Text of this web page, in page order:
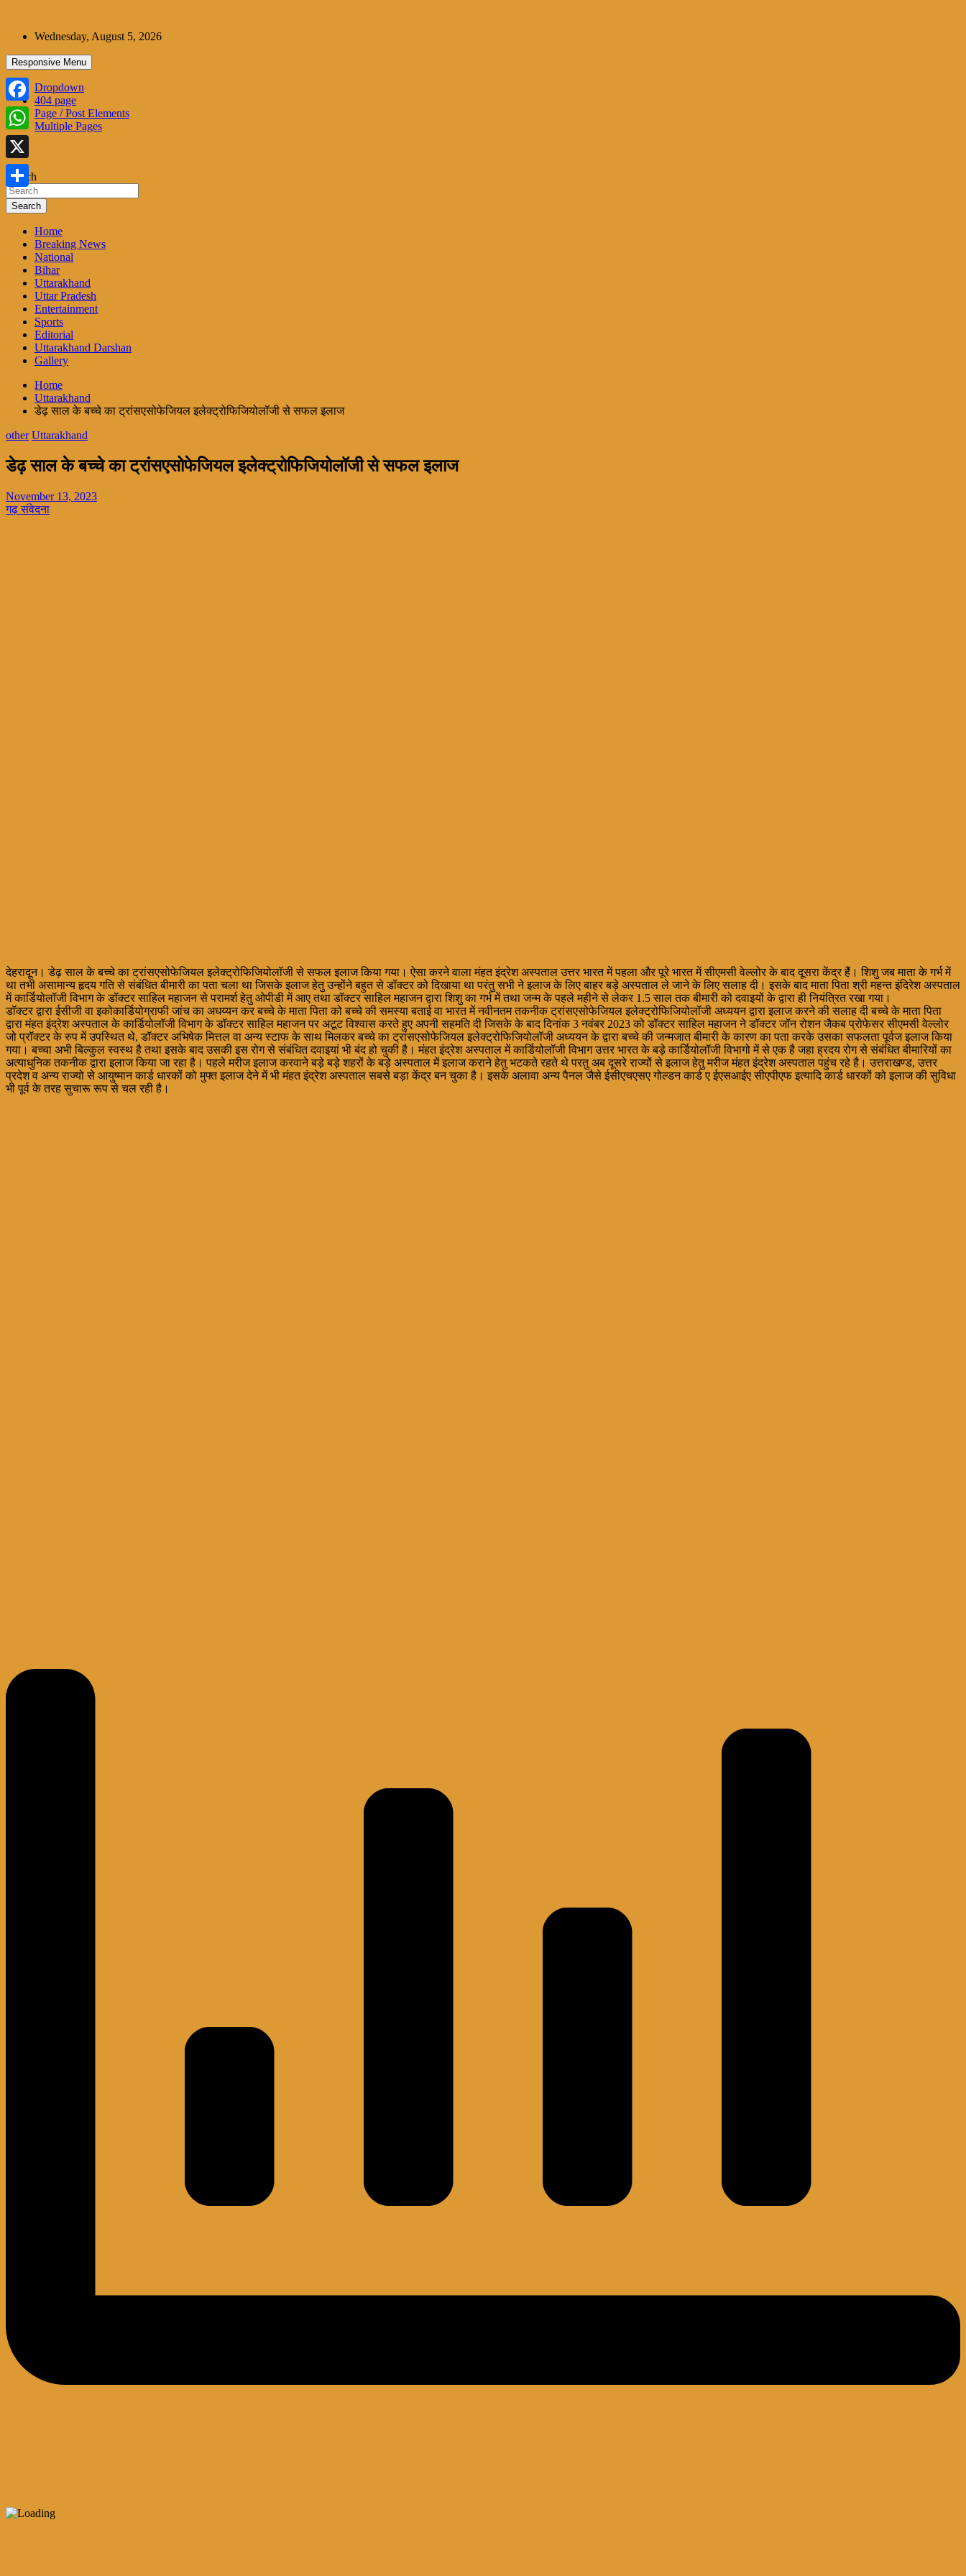
contentWednesday, August 5, 2026
Responsive Menu
Dropdown
404 page
Page / Post Elements
Multiple Pages
Search
Search
Home
Breaking News
National
Bihar
Uttarakhand
Uttar Pradesh
Entertainment
Sports
Editorial
Uttarakhand Darshan
Gallery
Home
Uttarakhand
डेढ़ साल के बच्चे का ट्रांसएसोफेजियल इलेक्ट्रोफिजियोलॉजी से सफल इलाज
other Uttarakhand
डेढ़ साल के बच्चे का ट्रांसएसोफेजियल इलेक्ट्रोफिजियोलॉजी से सफल इलाज
November 13, 2023
गढ़ संवेदना
देहरादून। डेढ़ साल के बच्चे का ट्रांसएसोफेजियल इलेक्ट्रोफिजियोलॉजी से सफल इलाज किया गया। ऐसा करने वाला मंहत इंद्रेश अस्पताल उत्तर भारत में पहला और पूरे भारत में सीएमसी वेल्लोर के बाद दूसरा केंद्र हैं। शिशु जब माता के गर्भ में
था तभी असामान्य हृदय गति से संबंधित बीमारी का पता चला था जिसके इलाज हेतु उन्होंने बहुत से डॉक्टर को दिखाया था परंतु सभी ने इलाज के लिए बाहर बड़े अस्पताल ले जाने के लिए सलाह दी। इसके बाद माता पिता श्री महन्त इंदिरेश अस्पताल
में कार्डियोलॉजी विभाग के डॉक्टर साहिल महाजन से परामर्श हेतु ओपीडी में आए तथा डॉक्टर साहिल महाजन द्वारा शिशु का गर्भ में तथा जन्म के पहले महीने से लेकर 1.5 साल तक बीमारी को दवाइयों के द्वारा ही नियंत्रित रखा गया।
डॉक्टर द्वारा ईसीजी वा इकोकार्डियोग्राफी जांच का अधय्यन कर बच्चे के माता पिता को बच्चे की समस्या बताई वा भारत में नवीनतम तकनीक ट्रांसएसोफेजियल इलेक्ट्रोफिजियोलॉजी अध्ययन द्वारा इलाज करने की सलाह दी बच्चे के माता पिता
द्वारा मंहत इंद्रेश अस्पताल के कार्डियोलॉजी विभाग के डॉक्टर साहिल महाजन पर अटूट विश्वास करते हुए अपनी सहमति दी जिसके के बाद दिनांक 3 नवंबर 2023 को डॉक्टर साहिल महाजन ने डॉक्टर जॉन रोशन जैकब प्रोफेसर सीएमसी वेल्लोर
जो प्रॉक्टर के रुप में उपस्थित थे, डॉक्टर अभिषेक मित्तल वा अन्य स्टाफ के साथ मिलकर बच्चे का ट्रांसएसोफेजियल इलेक्ट्रोफिजियोलॉजी अध्ययन के द्वारा बच्चे की जन्मजात बीमारी के कारण का पता करके उसका सफलता पूर्वज इलाज किया
गया। बच्चा अभी बिल्कुल स्वस्थ है तथा इसके बाद उसकी इस रोग से संबंधित दवाइयां भी बंद हो चुकी है। मंहत इंद्रेश अस्पताल में कार्डियोलॉजी विभाग उत्तर भारत के बड़े कार्डियोलॉजी विभागो में से एक है जहा ह्रदय रोग से संबंधित बीमारियों का
अत्याधुनिक तकनीक द्वारा इलाज किया जा रहा है। पहले मरीज इलाज करवाने बड़े बड़े शहरों के बड़े अस्पताल में इलाज कराने हेतु भटकते रहते थे परतु अब दूसरे राज्यों से इलाज हेतु मरीज मंहत इंद्रेश अस्पताल पहुंच रहे है। उत्तराखण्ड, उत्तर
प्रदेश व अन्य राज्यो से आयुष्मान कार्ड धारकों को मुफ्त इलाज देने में भी मंहत इंद्रेश अस्पताल सबसे बड़ा केंद्र बन चुका है। इसके अलावा अन्य पैनल जैसे ईसीएचएसए गोल्डन कार्ड ए ईएसआईए सीएपीएफ इत्यादि कार्ड धारकों को इलाज की सुविधा
भी पूर्व के तरह सुचारू रूप से चल रही है।
Facebook
WhatsApp
X
Share